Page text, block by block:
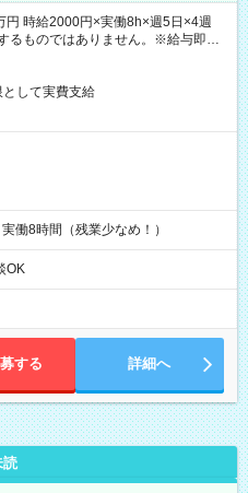
時給2000円×実働8h×週5日×4週
るものではありません。※給与即受
件有）
して実費支給
働8時間（残業少なめ！）
OK
する 詳細へ
読